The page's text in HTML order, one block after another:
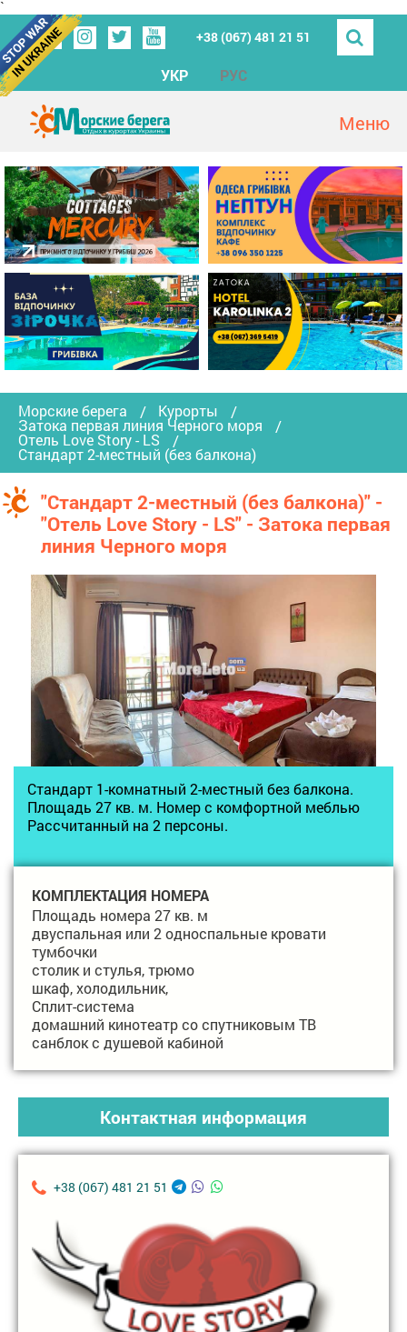
`
+38 (067) 481 21 51
УКР РУС
Морские берега Курорты
Затока первая линия Черного моря
Отель Love Story - LS
Стандарт 2-местный (без балкона)
"Стандарт 2-местный (без балкона)" -
"Отель Love Story - LS" - Затока первая
линия Черного моря
Стандарт 1-комнатный 2-местный без балкона.
Площадь 27 кв. м. Номер с комфортной меблью
Рассчитанный на 2 персоны.
КОМПЛЕКТАЦИЯ НОМЕРА
Площадь номера 27 кв. м
двуспальная или 2 односпальные кровати
тумбочки
столик и стулья, трюмо
шкаф, холодильник,
Сплит-система
домашний кинотеатр со спутниковым ТВ
санблок с душевой кабиной
Контактная информация
+38 (067) 481 21 51